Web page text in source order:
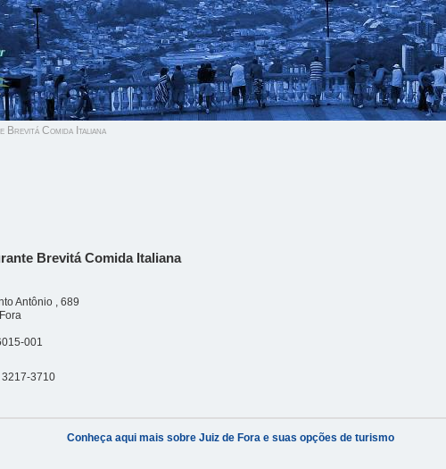
Brevitá Comida Italiana
Brevitá Comida Italiana
Antônio , 689
001
3217-3710
Conheça aqui mais sobre Juiz de Fora e suas opções de turismo